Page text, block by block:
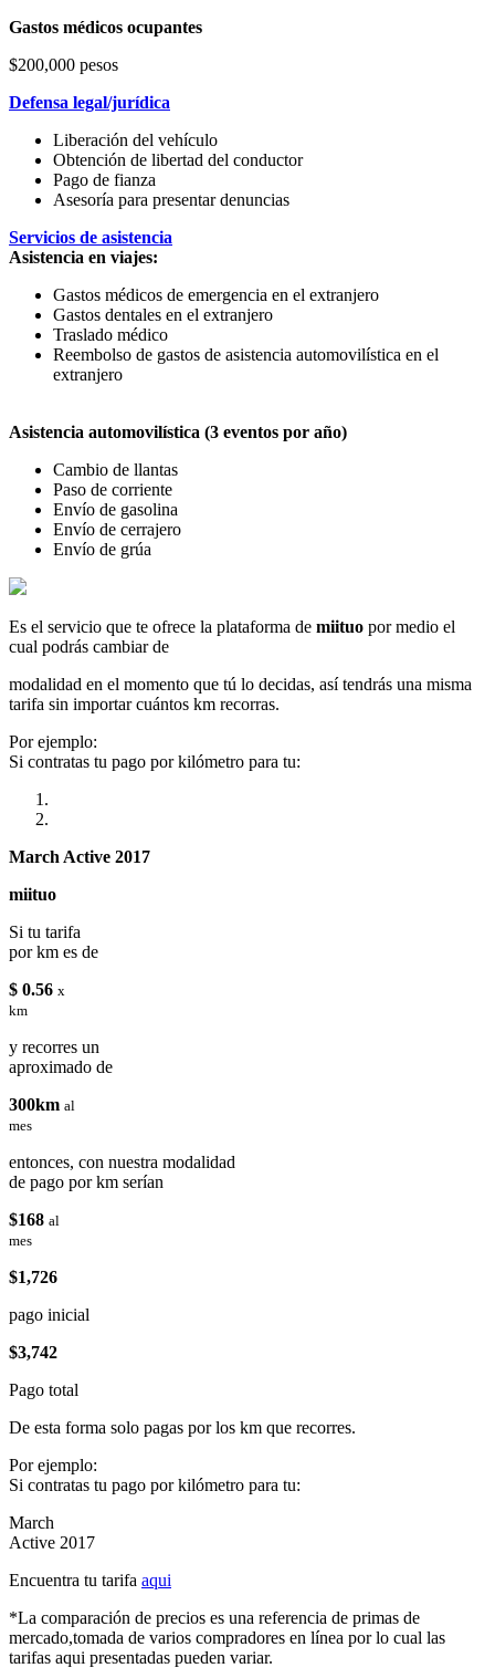
Gastos médicos ocupantes
$200,000 pesos
Defensa legal/jurídica
Liberación del vehículo
Obtención de libertad del conductor
Pago de fianza
Asesoría para presentar denuncias
Servicios de asistencia
Asistencia en viajes:
Gastos médicos de emergencia en el extranjero
Gastos dentales en el extranjero
Traslado médico
Reembolso de gastos de asistencia automovilística en el
extranjero
Asistencia automovilística (3 eventos por año)
Cambio de llantas
Paso de corriente
Envío de gasolina
Envío de cerrajero
Envío de grúa
Es el servicio que te ofrece la plataforma de miituo por medio el
cual podrás cambiar de
modalidad en el momento que tú lo decidas, así tendrás una misma
tarifa sin importar cuántos km recorras.
Por ejemplo:
Si contratas tu pago por kilómetro para tu:
March Active 2017
miituo
Si tu tarifa
por km es de
$ 0.56 x
km
y recorres un
aproximado de
300km al
mes
entonces, con nuestra modalidad
de pago por km serían
$168 al
mes
$1,726
pago inicial
$3,742
Pago total
De esta forma solo pagas por los km que recorres.
Por ejemplo:
Si contratas tu pago por kilómetro para tu:
March
Active 2017
Encuentra tu tarifa aqui
*La comparación de precios es una referencia de primas de
mercado,tomada de varios compradores en línea por lo cual las
tarifas aqui presentadas pueden variar.